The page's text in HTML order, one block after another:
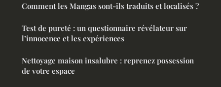
Comment les Mangas sont-ils traduits et localisés ?
Test de pureté : un questionnaire révélateur sur
l’innocence et les expériences
Nettoyage maison insalubre : reprenez possession
de votre espace